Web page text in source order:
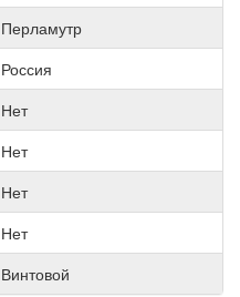
Перламутр
Россия
Нет
Нет
Нет
Нет
Винтовой